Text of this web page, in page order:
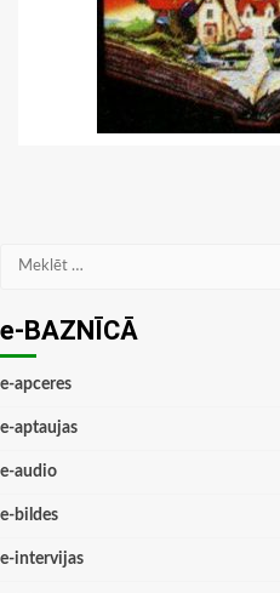
Meklēt:
e-BAZNĪCĀ
e-apceres
e-aptaujas
e-audio
e-bildes
e-intervijas